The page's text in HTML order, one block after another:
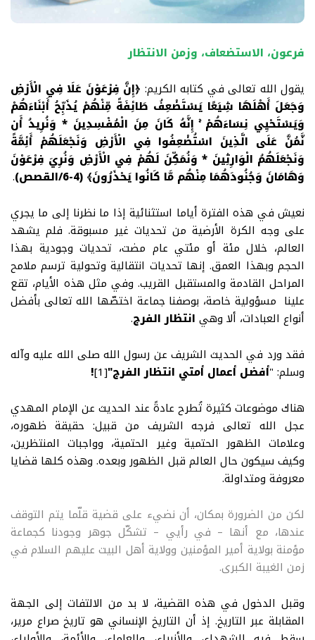
فرعون، الاستضعاف، وزمن الانتظار
يقول الله تعالى في كتابه الكريم: ﴿إِنَّ فِرْعَوْنَ عَلَا فِي الْأَرْضِ
وَجَعَلَ أَهْلَهَا شِيَعًا يَسْتَضْعِفُ طَائِفَةً مِّنْهُمْ يُذَبِّحُ أَبْنَاءَهُمْ
وَيَسْتَحْيِي نِسَاءَهُمْ ۚ إِنَّهُ كَانَ مِنَ الْمُفْسِدِينَ * وَنُرِيدُ أَن
نَّمُنَّ عَلَى الَّذِينَ اسْتُضْعِفُوا فِي الْأَرْضِ وَنَجْعَلَهُمْ أَئِمَّةً
وَنَجْعَلَهُمُ الْوَارِثِينَ * وَنُمَكِّنَ لَهُمْ فِي الْأَرْضِ وَنُرِيَ فِرْعَوْنَ
وَهَامَانَ وَجُنُودَهُمَا مِنْهُم مَّا كَانُوا يَحْذَرُونَ﴾ (4-6/القصص)
.
نعيش في هذه الفترة أياما استثنائية إذا ما نظرنا إلى ما يجري
على وجه الكرة الأرضية من تحديات غير مسبوقة.فلم يشهد
العالم، خلال مئة أو مئتي عام مضت، تحديات وجودية بهذا
الحجم وبهذا العمق. إنها تحديات انتقالية وتحولية ترسم ملامح
المراحل القادمة والمستقبل القريب. وفي مثل هذه الأيام، تقع
علينا مسؤولية خاصة، بوصفنا جماعة اختصّها الله تعالى بأفضل
أنواع العبادات، ألا وهي انتظار الفرج.
فقد ورد في الحديث الشريف عن رسول الله صلى الله عليه وآله
وسلم:
"أفضل أعمال أمتي انتظار الفرج"[1]
!
هناك موضوعات كثيرة تُطرح عادةً عند الحديث عن الإمام المهدي
عجل الله تعالى فرجه الشريف من قبيل: حقيقة ظهوره،
وعلامات الظهور الحتمية وغير الحتمية، وواجبات المنتظرين،
وكيف سيكون حال العالم قبل الظهور وبعده. وهذه كلها قضايا
معروفة ومتداولة.
لكن من الضرورة بمكان، أن نضيء على قضية قلّما يتم التوقف
عندها، مع أنها – في رأيي – تشكّل جوهر وجودنا كجماعة
مؤمنة بولاية أمير المؤمنين وولاية أهل البيت عليهم السلام في
زمن الغيبة الكبرى.
وقبل الدخول في هذه القضية، لا بد من الالتفات إلى الجهة
المقابلة عبر التاريخ. إذ أن التاريخ الإنساني هو تاريخ صراع مرير،